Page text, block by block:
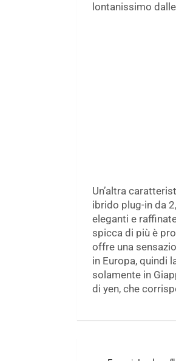
lontanissimo
Un’altra
ibrido plug-in da
eleganti e
spicca di più è
offre una
in Europa, quindi
solamente in
di yen, che